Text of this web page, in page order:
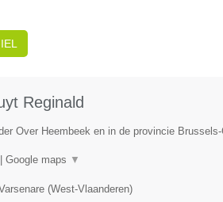
Reginald
Over Heembeek en in de provincie
Google maps ▼
(West-Vlaanderen)